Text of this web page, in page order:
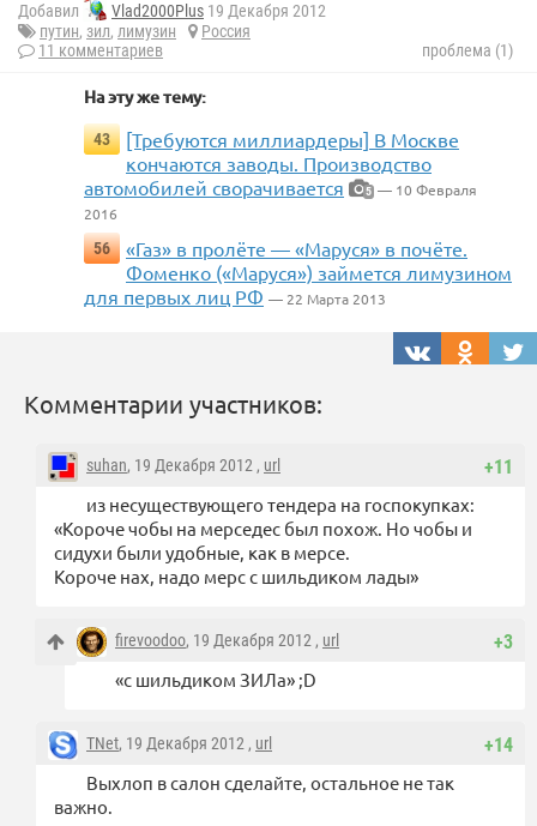
Добавил Vlad2000Plus 19 Декабря 2012
путин, зил, лимузин
Россия
11 комментариев
проблема (1)
На эту же тему:
43
[Требуются миллиардеры] В Москве
кончаются заводы. Производство
автомобилей сворачивается
5 — 10 Февраля
2016
56
«Газ» в пролёте — «Маруся» в почёте.
Фоменко («Маруся») займется лимузином
для первых лиц РФ — 22 Марта 2013
Комментарии участников:
+11
suhan, 19 Декабря 2012 , url
из несуществующего тендера на госпокупках:
«Короче чобы на мерседес был похож. Но чобы и
сидухи были удобные, как в мерсе.
Короче нах, надо мерс с шильдиком лады»
+3
firevoodoo, 19 Декабря 2012 , url
«с шильдиком ЗИЛа» ;D
+14
TNet, 19 Декабря 2012 , url
Выхлоп в салон сделайте, остальное не так
важно.